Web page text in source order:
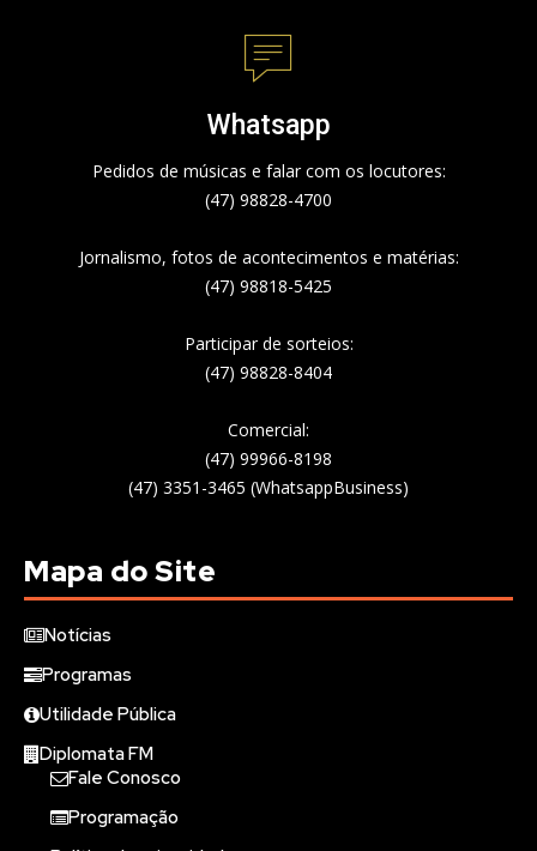
Whatsapp
Pedidos de músicas e falar com os locutores:
(47) 98828-4700
Jornalismo, fotos de acontecimentos e matérias:
(47) 98818-5425
Participar de sorteios:
(47) 98828-8404
Comercial:
(47) 99966-8198
(47) 3351-3465 (WhatsappBusiness)
Mapa do Site
Notícias
Programas
Utilidade Pública
Diplomata FM
Fale Conosco
Programação